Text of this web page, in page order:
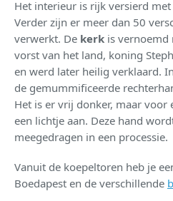
Het interieur is rijk versierd met
Verder zijn er meer dan 50
verwerkt. De kerk is vernoemd
vorst van het land, koning
en werd later heilig verklaard.
de gemummificeerde
Het is er vrij donker, maar voor
een lichtje aan. Deze hand
meegedragen in een processie.
Vanuit de koepeltoren heb je
Boedapest en de verschillende